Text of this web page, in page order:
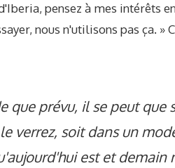
pensez à mes intérêts
nous n'utilisons pas ça. »
que prévu, il se peut que
verrez, soit dans un
est et demain